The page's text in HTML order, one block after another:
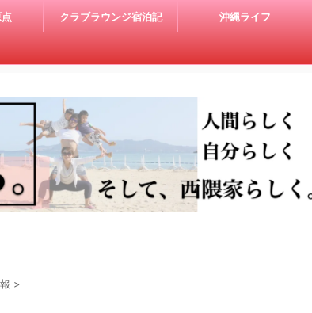
クラブラウンジ宿泊記 沖縄ライフ
>